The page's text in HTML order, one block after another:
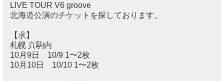
LIVE TOUR V6 groove
北海道公演のチケットを探しております。
【求】
札幌 真駒内
10月9日 10/9 1〜2枚
10月10日 10/10 1〜2枚